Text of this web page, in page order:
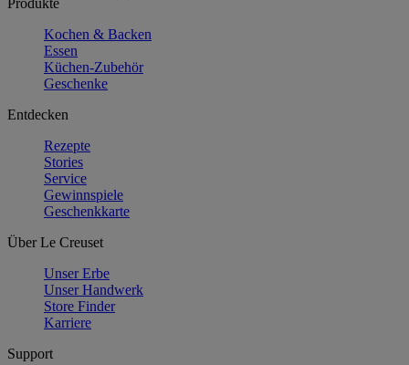
Produkte
Kochen & Backen
Essen
Küchen-Zubehör
Geschenke
Entdecken
Rezepte
Stories
Service
Gewinnspiele
Geschenkkarte
Über Le Creuset
Unser Erbe
Unser Handwerk
Store Finder
Karriere
Support